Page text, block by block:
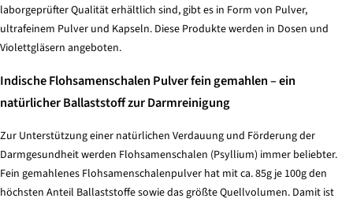
laborgeprüfter Qualität erhältlich sind, gibt es in Form von Pulver,
ultrafeinem Pulver und Kapseln. Diese Produkte werden in Dosen und
Violettgläsern angeboten.
Indische Flohsamenschalen Pulver fein gemahlen – ein
natürlicher Ballaststoff zur Darmreinigung
Zur Unterstützung einer natürlichen Verdauung und Förderung der
Darmgesundheit werden Flohsamenschalen (Psyllium) immer beliebter.
Fein gemahlenes Flohsamenschalenpulver hat mit ca. 85g je 100g den
höchsten Anteil Ballaststoffe sowie das größte Quellvolumen. Damit ist